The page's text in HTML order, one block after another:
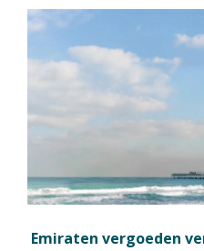
Emiraten vergoeden